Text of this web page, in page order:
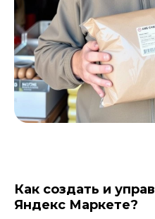
Как создать и
Яндекс Маркете?